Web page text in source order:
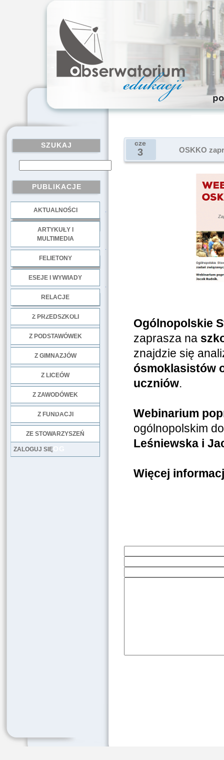
SZUKAJ
PUBLIKACJE
AKTUALNOŚCI
ARTYKUŁY I
MULTIMEDIA
FELIETONY
ESEJE I WYWIADY
RELACJE
Z PRZEDSZKOLI
Z PODSTAWÓWEK
Z GIMNAZJÓW
Z LICEÓW
Z ZAWODÓWEK
Z FUNDACJI
ZE STOWARZYSZEŃ
LOG
ZALOGUJ SIĘ
cze
3 OSKKO
Ogólnopolskie
zaprasza na
znajdzie się
ósmoklasistów
uczniów.
Webinarium
ogólnopolskim
Leśniewska i
Więcej